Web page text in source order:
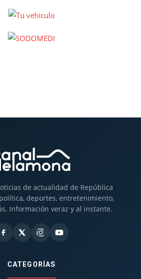
de actualidad de República
deportes, entretenimiento,
Información veraz y al instante.
CATEGORÍAS